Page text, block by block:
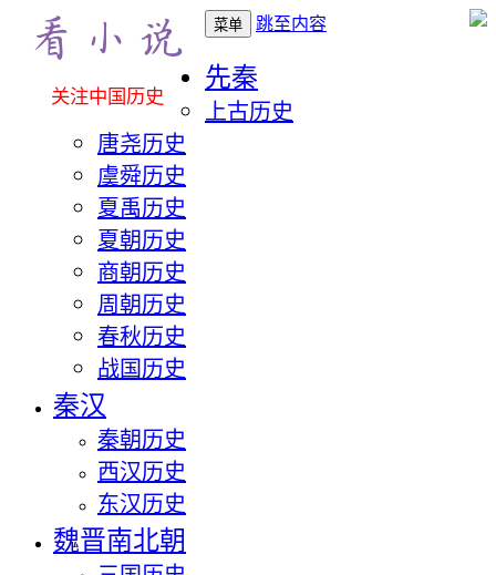
关注中国历史
菜单 跳至内容
先秦
上古历史
唐尧历史
虞舜历史
夏禹历史
夏朝历史
商朝历史
周朝历史
春秋历史
战国历史
秦汉
秦朝历史
西汉历史
东汉历史
魏晋南北朝